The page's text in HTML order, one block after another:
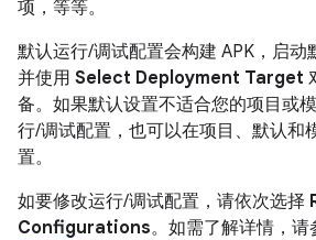
项，等等。
默认运行/调试配置会构建 APK，启动
并使用 Select Deployment Target
备。如果默认设置不适合您的项目或
行/调试配置，也可以在项目、默认和
置。
如要修改运行/调试配置，请依次选择
Configurations。如需了解详情，请